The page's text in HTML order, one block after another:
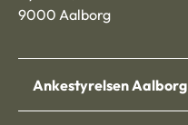
9000 Aalborg
Ankestyrelsen Aalborg